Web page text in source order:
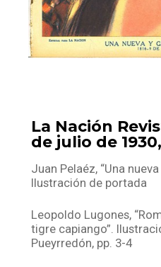
La Nación
de julio de
Juan Pelaéz, “Una
Ilustración de portada
Leopoldo Lugones,
tigre capiango”.
Pueyrredón, pp. 3-4